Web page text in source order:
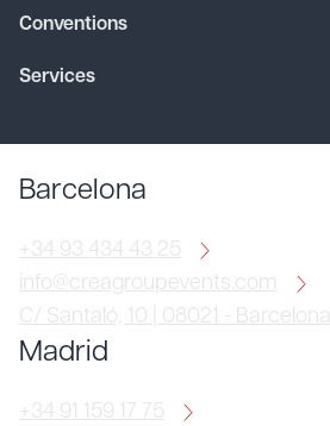
Conventions
Services
Barcelona
+34 93 434 43 25
info@creagroupevents.com
C/ Santaló, 10 | 08021 - Barcelona
Madrid
+34 91 159 17 75